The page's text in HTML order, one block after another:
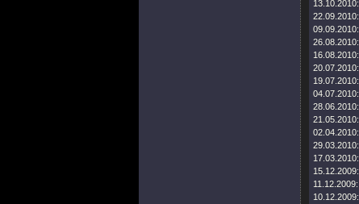
13.10.2010:
22.09.2010:
09.09.2010:
26.08.2010:
16.08.2010:
20.07.2010:
19.07.2010:
04.07.2010:
28.06.2010:
21.05.2010:
02.04.2010:
29.03.2010:
17.03.2010:
15.12.2009:
11.12.2009:
10.12.2009: